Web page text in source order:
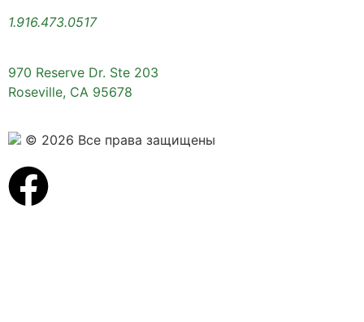
1.916.473.0517
970 Reserve Dr. Ste 203
Roseville, CA 95678
© 2026 Все права защищены